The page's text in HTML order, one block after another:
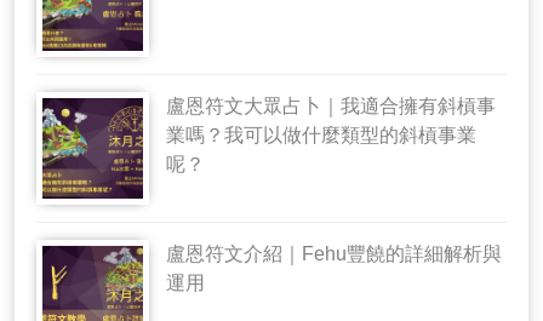
盧恩符文大眾占卜｜我適合擁有斜槓事
業嗎？我可以做什麼類型的斜槓事業
呢？
盧恩符文介紹｜Fehu豐饒的詳細解析與
運用